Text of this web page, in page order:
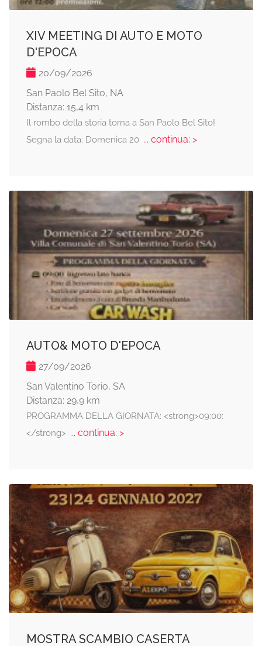
XIV MEETING DI AUTO E MOTO
D'EPOCA
20/09/2026
San Paolo Bel Sito, NA
Distanza: 15,4 km
Il rombo della storia torna a San Paolo Bel Sito!
Segna la data: Domenica 20... continua: >
AUTO& MOTO D'EPOCA
27/09/2026
San Valentino Torio, SA
Distanza: 29,9 km
PROGRAMMA DELLA GIORNATA: <strong>09:00:
</strong> ... continua: >
MOSTRA SCAMBIO CASERTA